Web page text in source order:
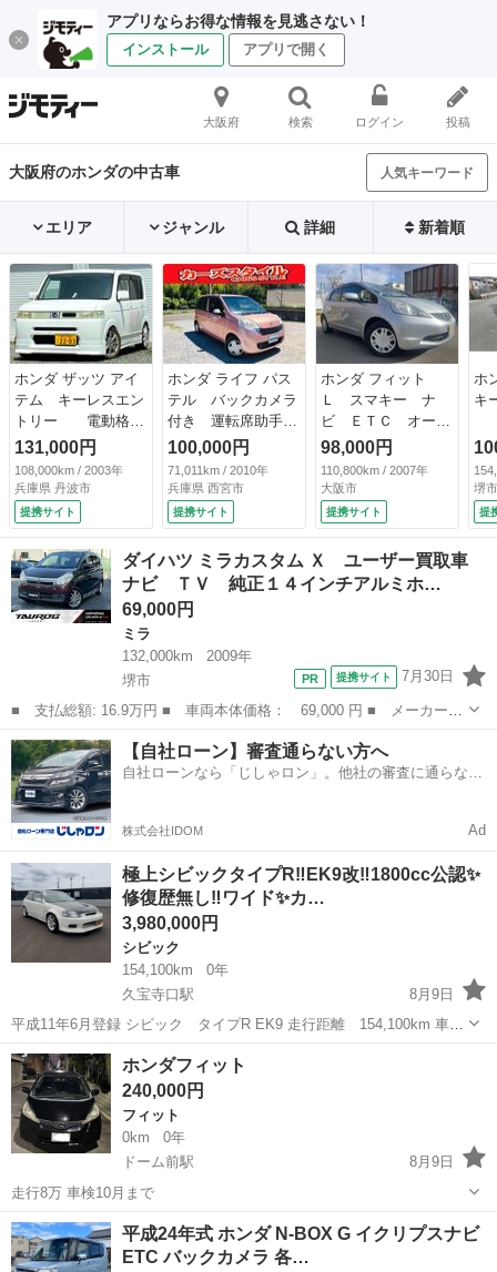
アプリならお得な情報を見逃さない！
インストール アプリで開く
大阪府 検索 ログイン 投稿
大阪府のホンダの中古車 人気キーワード
エリア ジャンル 詳細 新着順
ホンダ ザッツ アイ
テム キーレスエン
トリー 電動格納
ミラー ＡＴ アル
ミホイール ローダ
ウン ハーフフルエ
アロ エアコン パ
ワステ エアバッ
グ 黒革調シートカ
バー （検9.1）
131,000円
108,000km / 2003年
兵庫県 丹波市
提携サイト
ホンダ ライフ パス
テル バックカメラ
付き 運転席助手席
エアバック ＡＢＳ
付き パワーウイン
ド キーレスエント
リ ベンチシート
スマートキー フル
転席エアバック Ｐ
Ｓ （検9.3）
100,000円
71,011km / 2010年
兵庫県 西宮市
提携サイト
ホンダ フィット
Ｌ スマキー ナ
ビ ＥＴＣ オート
ライト （検9.2）
98,000円
110,800km / 2007年
大阪市
提携サイト
ホ
キ
堺市
提
ダイハツ ミラカスタム Ｘ ユーザー買取車
ナビ ＴＶ 純正１４インチアルミホ…
69,000円
ミラ
132,000km
2009年
堺市
提携サイト 7月30日
■ 支払総額: 16.9万円 ■ 車両本体価格： 69,000 円 ■ メーカー
名： ダイハツ ■ 車種名： ミラカスタム ■ グレード名： Ｘ
ユーザー買取車 ナビ ＴＶ 純正１４インチアルミホイール オー
トエアコン Ｅ...
大阪 堺市 ミラ ミラカスタム
【自社ローン】審査通らない方へ
自社ローンなら「じしゃロン」。他社の審査に通らなか
株式会社IDOM Ad
極上シビックタイプR‼️EK9改‼️1800cc公認✨
修復歴無し‼️ワイド✨カ…
3,980,000円
シビック
154,100km
0年
久宝寺口駅
8月9日
平成11年6月登録 シビック タイプR EK9 走行距離 154,100km 車検
令和10年8月 定員4名 5速ミッション B18C公認 1800cc 点検記録簿
令和4年、6年 修復歴なし！！ ・フルバケシート2脚...
大阪 八尾市 久宝寺口駅
ホンダフィット
240,000円
フィット
0km
0年
ドーム前駅
8月9日
走行8万 車検10月まで
大阪 大阪市 ドーム前駅 フィット
平成24年式 ホンダ N-BOX G イクリプスナビ
ETC バックカメラ 各…